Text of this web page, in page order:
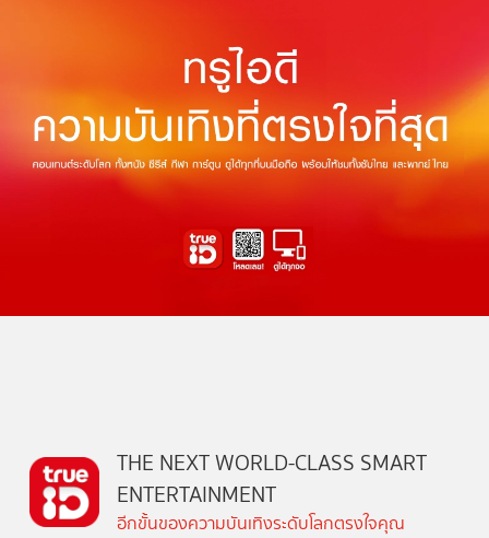
THE NEXT WORLD-CLASS SMART
ENTERTAINMENT
อีกขั้นของความบันเทิงระดับโลกตรงใจคุณ